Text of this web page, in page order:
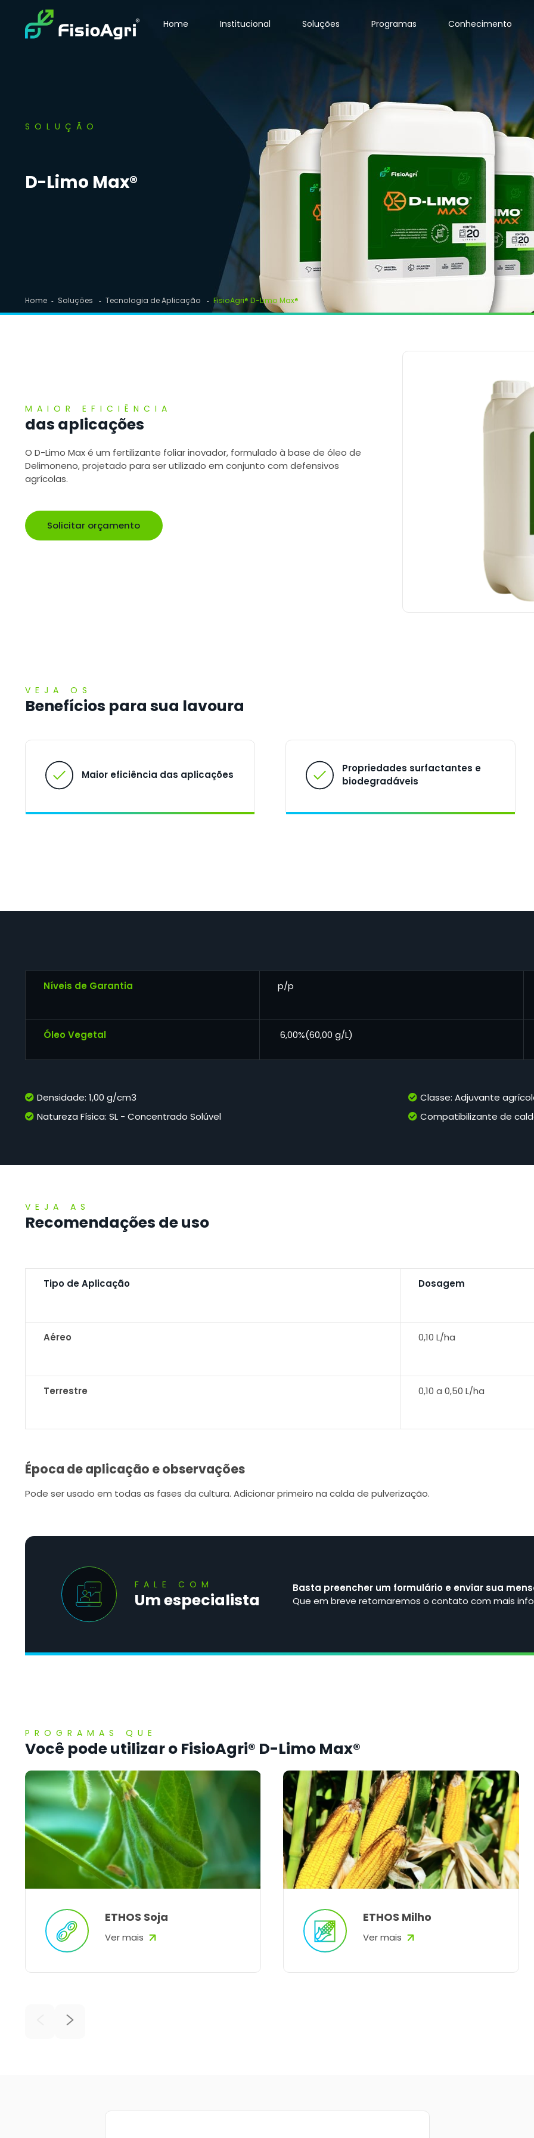
Home Institucional Soluções Programas Conhecimento
SOLUÇÃO
D-Limo Max®
Home Soluções Tecnologia de Aplicação FisioAgri® D-Limo Max®
MAIOR EFICIÊNCIA
das aplicações
O D-Limo Max é um fertilizante foliar inovador, formulado à base de óleo de
Delimoneno, projetado para ser utilizado em conjunto com defensivos
agrícolas.
Solicitar orçamento
VEJA OS
Benefícios para sua lavoura
Maior eficiência das aplicações
Propriedades surfactantes e
biodegradáveis
Níveis de Garantia p/p
Óleo Vegetal 6,00%(60,00 g/L)
Densidade: 1,00 g/cm3
Natureza Física: SL - Concentrado Solúvel
Classe: Adjuvante
Compatibilizante de
VEJA AS
Recomendações de uso
Tipo de Aplicação Dosagem
Aéreo 0,10 L/ha
Terrestre 0,10 a 0,50 L/ha
Época de aplicação e observações
Pode ser usado em todas as fases da cultura. Adicionar primeiro na calda de pulverização.
FALE COM
Um especialista
Basta preencher um formulário e enviar sua
Que em breve retornaremos o contato com mais
PROGRAMAS QUE
Você pode utilizar o FisioAgri® D-Limo Max®
ETHOS Soja
Ver mais
ETHOS Milho
Ver mais